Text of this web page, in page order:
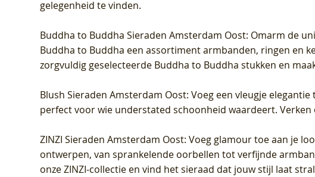
gelegenheid te vinden.
Buddha to Buddha Sieraden Amsterdam Oost: Omarm de
Buddha to Buddha een assortiment armbanden, ringen en
zorgvuldig geselecteerde Buddha to Buddha stukken en
Blush Sieraden Amsterdam Oost: Voeg een vleugje
perfect voor wie understated schoonheid waardeert.
ZINZI Sieraden Amsterdam Oost: Voeg glamour toe aan je
ontwerpen, van sprankelende oorbellen tot verfijnde
onze ZINZI-collectie en vind het sieraad dat jouw stijl laat